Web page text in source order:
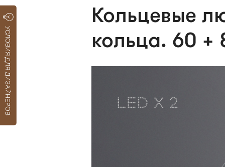
УСЛОВИЯ ДЛЯ ДИЗАЙНЕРОВ
Кольцевые
кольца. 60 +